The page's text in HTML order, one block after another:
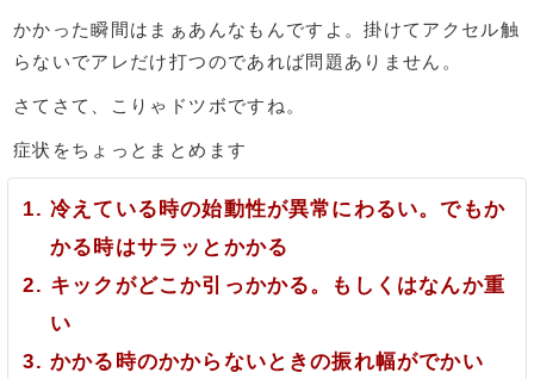
かかった瞬間はまぁあんなもんですよ。掛けてアクセル触
らないでアレだけ打つのであれば問題ありません。
さてさて、こりゃドツボですね。
症状をちょっとまとめます
冷えている時の始動性が異常にわるい。でもか
かる時はサラッとかかる
キックがどこか引っかかる。もしくはなんか重
い
かかる時のかからないときの振れ幅がでかい